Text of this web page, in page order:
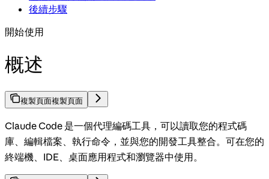
後續步驟
開始使用
概述
複製頁面複製頁面
Claude Code 是一個代理編碼工具，可以讀取您的程式碼
庫、編輯檔案、執行命令，並與您的開發工具整合。可在您的
終端機、IDE、桌面應用程式和瀏覽器中使用。